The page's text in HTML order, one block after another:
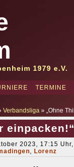
1979 e.V.
TERMINE
Verbandsliga» „Ohne
2023, 17:15 Uhr,
, Lorenz